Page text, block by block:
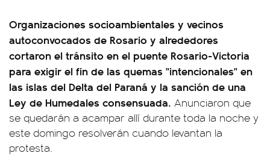
Organizaciones socioambientales y vecinos
autoconvocados de Rosario y alrededores
cortaron el tránsito en el puente Rosario-Victoria
para exigir el fin de las quemas "intencionales" en
las islas del Delta del Paraná y la sanción de una
Ley de Humedales consensuada. Anunciaron que
se quedarán a acampar allí durante toda la noche y
este domingo resolverán cuando levantan la
protesta.